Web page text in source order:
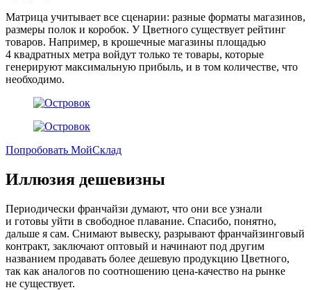
Матрица учитывает все сценарии: разные форматы магазинов,
размеры полок и коробок. У Цветного существует рейтинг
товаров. Например, в крошечные магазины площадью
4 квадратных метра войдут только те товары, которые
генерируют максимальную прибыль, и в том количестве, что
необходимо.
Попробовать МойСклад
Иллюзия дешевизны
Периодически франчайзи думают, что они все узнали
и готовы уйти в свободное плавание. Спасибо, понятно,
дальше я сам. Снимают вывеску, разрывают франчайзинговый
контракт, заключают оптовый и начинают под другим
названием продавать более дешевую продукцию Цветного,
так как аналогов по соотношению цена-качество на рынке
не существует.